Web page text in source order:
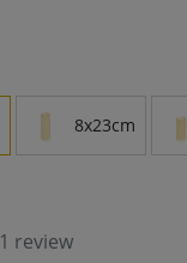
8x23cm
1 review